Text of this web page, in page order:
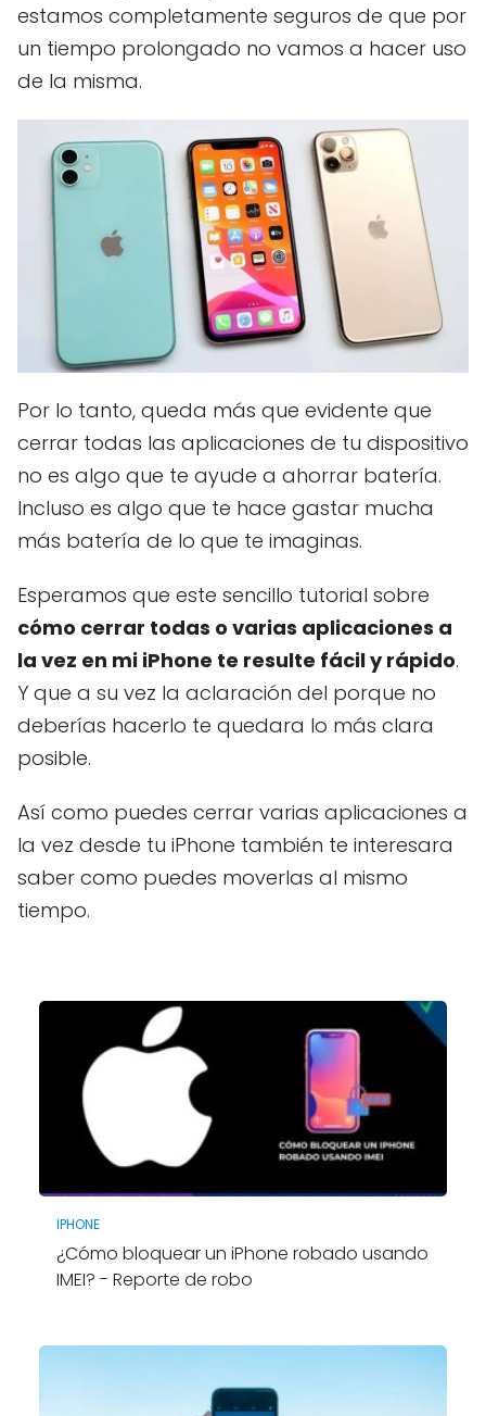
estamos completamente seguros de que por
un tiempo prolongado no vamos a hacer uso
de la misma.
Por lo tanto, queda más que evidente que
cerrar todas las aplicaciones de tu dispositivo
no es algo que te ayude a ahorrar batería.
Incluso es algo que te hace gastar mucha
más batería de lo que te imaginas.
Esperamos que este sencillo tutorial sobre
cómo cerrar todas o varias aplicaciones a
la vez en mi iPhone te resulte fácil y rápido.
Y que a su vez la aclaración del porque no
deberías hacerlo te quedara lo más clara
posible.
Así como puedes cerrar varias aplicaciones a
la vez desde tu iPhone también te interesara
saber como puedes moverlas al mismo
tiempo.
IPHONE
¿Cómo bloquear un iPhone robado usando
IMEI? - Reporte de robo